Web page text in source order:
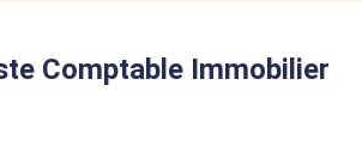
Comptable Immobilier